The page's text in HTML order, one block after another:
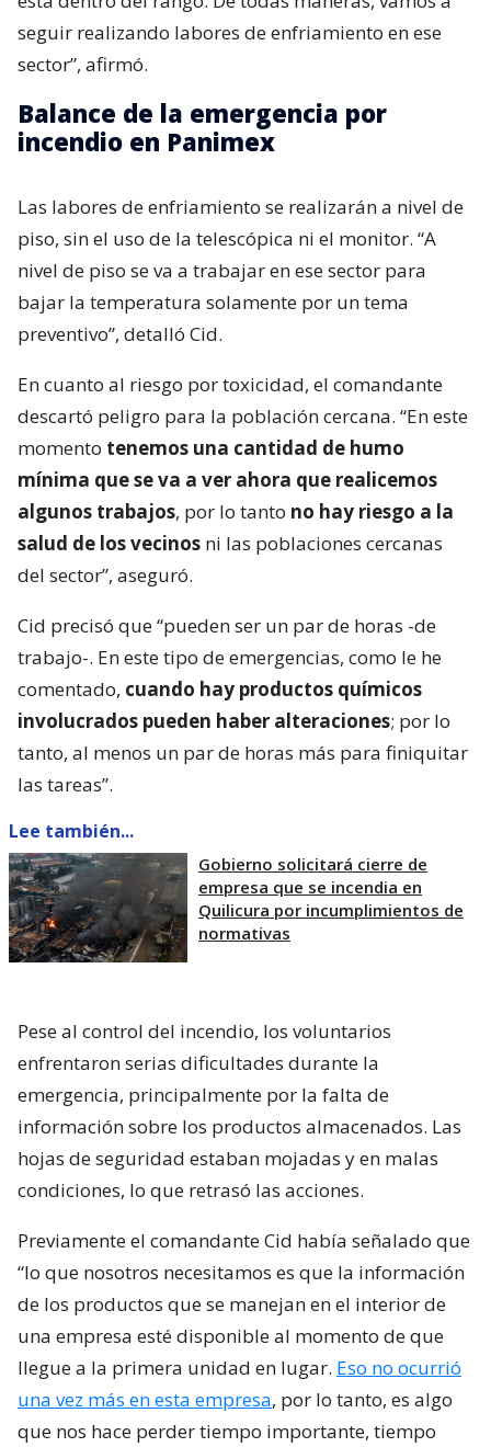
seguir realizando labores de enfriamiento en ese
sector”, afirmó.
Balance de la emergencia por
incendio en Panimex
Las labores de enfriamiento se realizarán a nivel de
piso, sin el uso de la telescópica ni el monitor. “A
nivel de piso se va a trabajar en ese sector para
bajar la temperatura solamente por un tema
preventivo”, detalló Cid.
En cuanto al riesgo por toxicidad, el comandante
descartó peligro para la población cercana. “En este
momento tenemos una cantidad de humo
mínima que se va a ver ahora que realicemos
algunos trabajos, por lo tanto no hay riesgo a la
salud de los vecinos ni las poblaciones cercanas
del sector”, aseguró.
Cid precisó que “pueden ser un par de horas -de
trabajo-. En este tipo de emergencias, como le he
comentado, cuando hay productos químicos
involucrados pueden haber alteraciones; por lo
tanto, al menos un par de horas más para finiquitar
las tareas”.
Lee también...
Gobierno solicitará cierre de
empresa que se incendia en
Quilicura por incumplimientos de
normativas
Pese al control del incendio, los voluntarios
enfrentaron serias dificultades durante la
emergencia, principalmente por la falta de
información sobre los productos almacenados. Las
hojas de seguridad estaban mojadas y en malas
condiciones, lo que retrasó las acciones.
Previamente el comandante Cid había señalado que
“lo que nosotros necesitamos es que la información
de los productos que se manejan en el interior de
una empresa esté disponible al momento de que
llegue a la primera unidad en lugar. Eso no ocurrió
una vez más en esta empresa, por lo tanto, es algo
que nos hace perder tiempo importante, tiempo